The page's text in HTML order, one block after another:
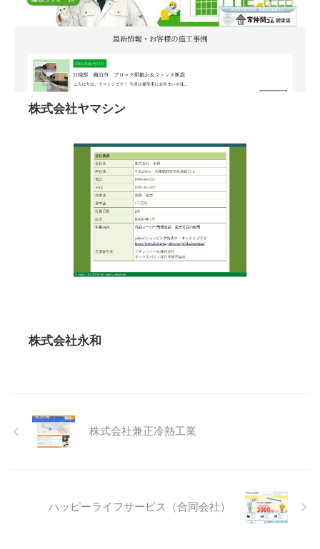
株式会社ヤマシン
株式会社永和
株式会社兼正冷熱工業
ハッピーライフサービス（合同会社）